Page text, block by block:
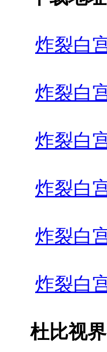
炸裂白
炸裂白
炸裂白
炸裂白
炸裂白
炸裂白
杜比视界